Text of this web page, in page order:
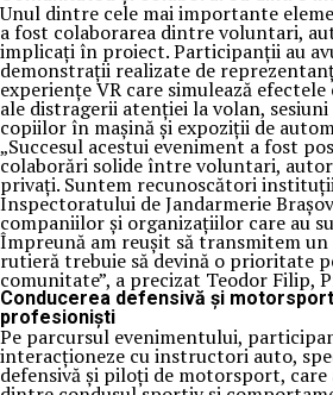
Unul dintre cele mai importante
a fost colaborarea dintre voluntari,
implicați în proiect. Participanții au
demonstrații realizate de
experiențe VR care simulează
ale distragerii atenției la volan,
copiilor în mașină și expoziții de
„Succesul acestui eveniment a fost
colaborări solide între voluntari,
privați. Suntem recunoscători
Inspectoratului de Jandarmerie
companiilor și organizațiilor care au
Împreună am reușit să transmitem
rutieră trebuie să devină o prioritate
comunitate”, a precizat Teodor Filip,
Conducerea defensivă și
profesioniști
Pe parcursul evenimentului,
interacționeze cu instructori auto,
defensivă și piloți de motorsport,